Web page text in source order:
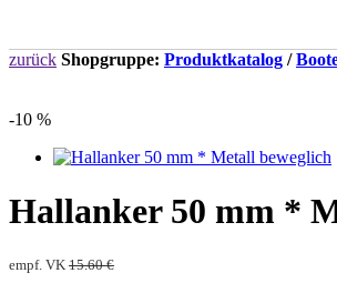
zurück Shopgruppe: Produktkatalog /
-10 %
Hallanker 50 mm *
empf. VK 15.60 €